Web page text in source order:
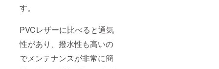
す。
PVCレザーに比べると通気
性があり、撥水性も高いの
でメンテナンスが非常に簡